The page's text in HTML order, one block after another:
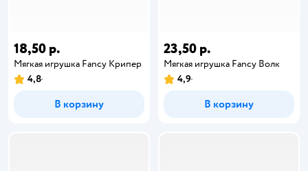
18,50 р.
Мягкая игрушка Fancy Крипер
4,8
В корзину
23,50 р.
Мягкая игрушка Fancy Волк
4,9
В корзину